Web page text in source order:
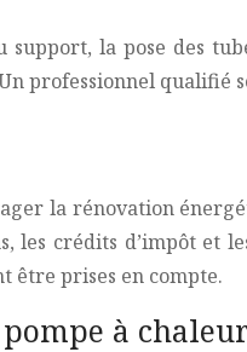
la pose des
professionnel
la rénovation
les crédits d’impôt
être prises en compte.
à